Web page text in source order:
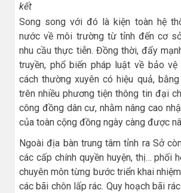
kết
Song song với đó là kiện toàn hệ
nước về môi trường từ tỉnh đến cơ
nhu cầu thực tiễn. Đồng thời, đẩy
truyền, phổ biến pháp luật về bảo
cách thường xuyên có hiệu quả,
trên nhiều phương tiện thông tin đại
công đồng dân cư, nhằm nâng cao
của toàn cộng đồng ngày càng được
Ngoài địa bàn trung tâm tỉnh ra Sở
các cấp chính quyền huyện, thị… phối
chuyên môn từng bước triển khai
các bãi chôn lấp rác. Quy hoạch bãi